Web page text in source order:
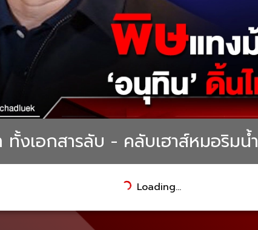
งเอกสารลับ - คลับเฮาส์หมอริมน้ำ
Loading...